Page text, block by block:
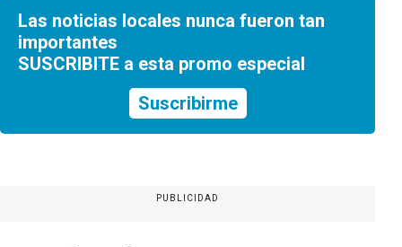
Las noticias locales nunca fueron tan
importantes
SUSCRIBITE a esta promo especial
Suscribirme
PUBLICIDAD